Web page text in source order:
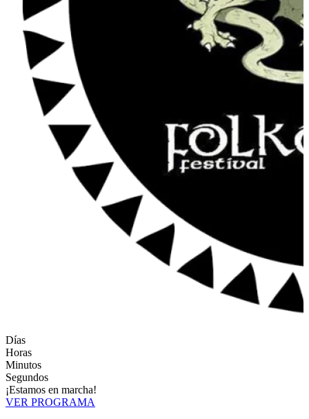
Días
Horas
Minutos
Segundos
¡Estamos en marcha!
VER PROGRAMA